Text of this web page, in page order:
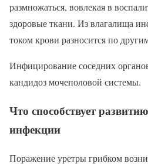
размножаться, вовлекая в
здоровые ткани. Из влагалища
током крови разносится по
Инфицирование соседних
кандидоз мочеполовой системы.
Что способствует
инфекции
Поражение уретры грибком